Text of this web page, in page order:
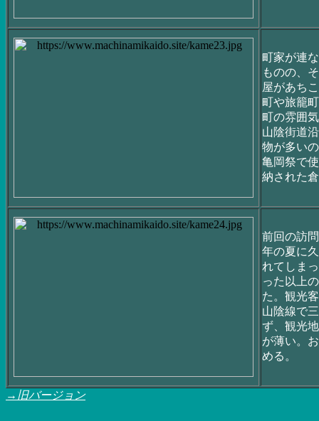
町家が連
ものの、
屋があち
町や旅籠
町の雰囲
山陰街道
物が多い
亀岡祭で
納された
前回の訪
年の夏に
れてしま
った以上
た。観光
山陰線で
ず、観光
が薄い。
める。
→旧バージョン